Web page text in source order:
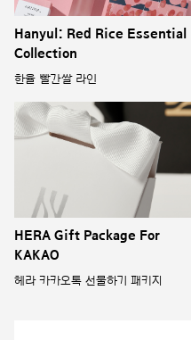
Hanyul: Red Rice Essential
Collection
한율 빨간쌀 라인
HERA Gift Package For
KAKAO
헤라 카카오톡 선물하기 패키지